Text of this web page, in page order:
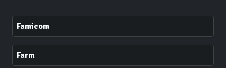
Famicom
Farm